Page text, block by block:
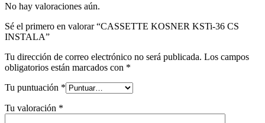
No hay valoraciones aún.
Sé el primero en valorar “CASSETTE KOSNER KSTi-36 CS
INSTALA”
Tu dirección de correo electrónico no será publicada. Los campos
obligatorios están marcados con *
Tu puntuación *
Tu valoración *